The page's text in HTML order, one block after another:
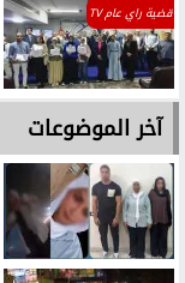
قضية راي عام TV
آخر الموضوعات